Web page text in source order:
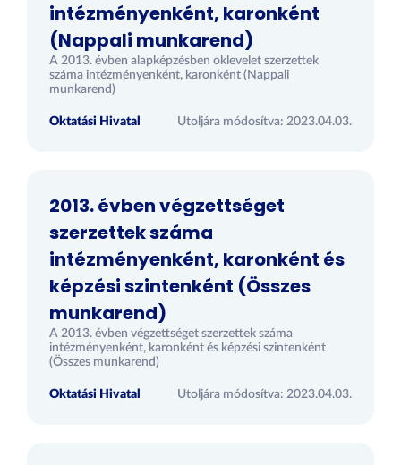
intézményenként, karonként
(Nappali munkarend)
A 2013. évben alapképzésben oklevelet szerzettek
száma intézményenként, karonként (Nappali
munkarend)
Oktatási Hivatal Utoljára módosítva: 2023.04.03.
2013. évben végzettséget
szerzettek száma
intézményenként, karonként és
képzési szintenként (Összes
munkarend)
A 2013. évben végzettséget szerzettek száma
intézményenként, karonként és képzési szintenként
(Összes munkarend)
Oktatási Hivatal Utoljára módosítva: 2023.04.03.